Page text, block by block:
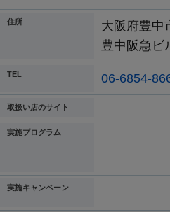
住所
大阪府豊中
豊中阪急ビ
TEL 06-6854-
取扱い店のサイト
実施プログラム
実施キャンペーン